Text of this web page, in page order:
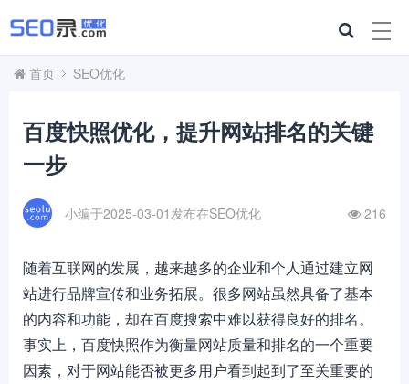
首页 SEO优化
百度快照优化，提升网站排名的关键
一步
小编于2025-03-01发布在SEO优化 216
随着互联网的发展，越来越多的企业和个人通过建立网
站进行品牌宣传和业务拓展。很多网站虽然具备了基本
的内容和功能，却在百度搜索中难以获得良好的排名。
事实上，百度快照作为衡量网站质量和排名的一个重要
因素，对于网站能否被更多用户看到起到了至关重要的